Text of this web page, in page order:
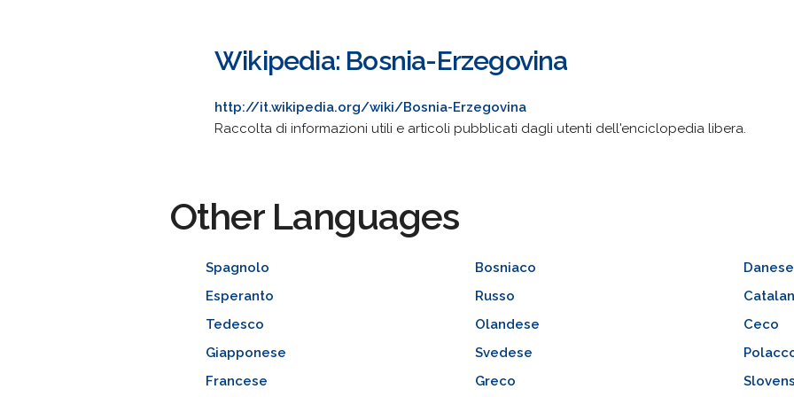
Wikipedia: Bosnia-Erzegovina
http://it.wikipedia.org/wiki/Bosnia-Erzegovina
Raccolta di informazioni utili e articoli pubblicati dagli utenti dell'enciclopedia libera.
Other Languages
Spagnolo Bosniaco
Danese
Esperanto
Russo
Tedesco
Olandese
Ceco
Giapponese
Svedese
Francese
Greco